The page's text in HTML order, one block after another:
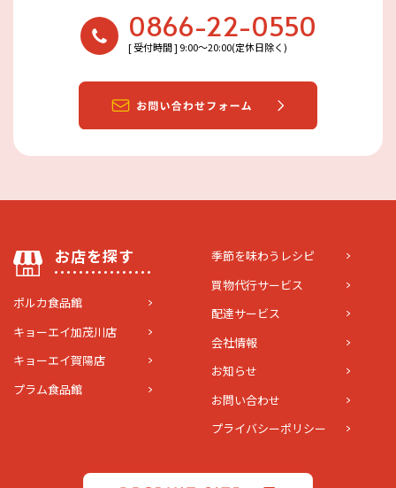
0866-22-0550
[ 受付時間 ] 9:00〜20:00(定休日除く)
お店を探す
ポルカ食品館
キョーエイ加茂川店
キョーエイ賀陽店
プラム食品館
季節を味わうレシピ
買物代行サービス
配達サービス
会社情報
お知らせ
お問い合わせ
プライバシーポリシー